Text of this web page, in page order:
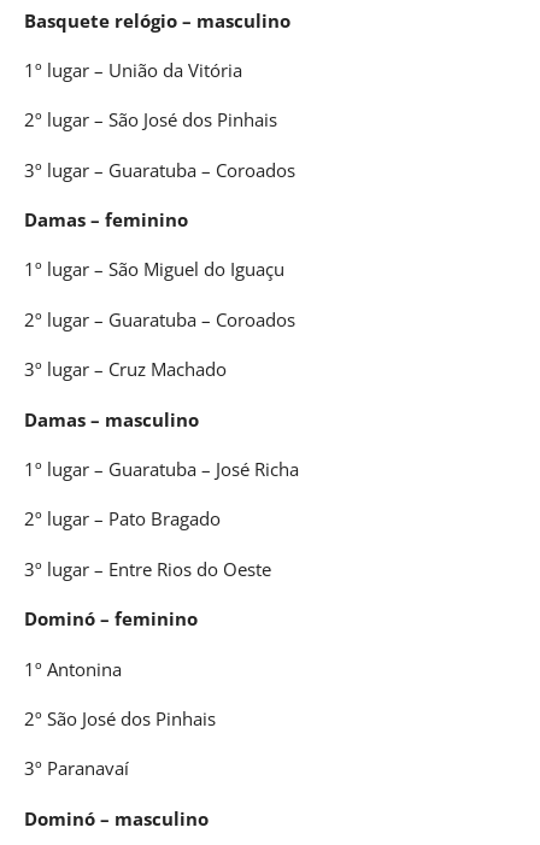
Basquete relógio – masculino
1º lugar – União da Vitória
2º lugar – São José dos Pinhais
3º lugar – Guaratuba – Coroados
Damas – feminino
1º lugar – São Miguel do Iguaçu
2º lugar – Guaratuba – Coroados
3º lugar – Cruz Machado
Damas – masculino
1º lugar – Guaratuba – José Richa
2º lugar – Pato Bragado
3º lugar – Entre Rios do Oeste
Dominó – feminino
1º Antonina
2º São José dos Pinhais
3º Paranavaí
Dominó – masculino